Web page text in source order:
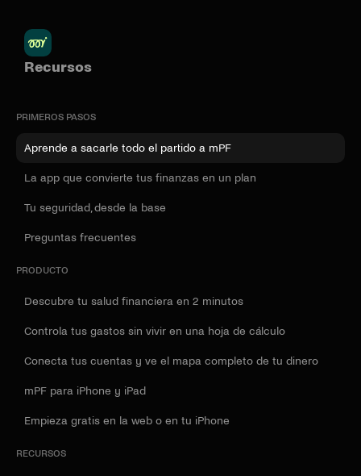
Recursos
PRIMEROS PASOS
Aprende a sacarle todo el partido a mPF
La app que convierte tus finanzas en un plan
Tu seguridad, desde la base
Preguntas frecuentes
PRODUCTO
Descubre tu salud financiera en 2 minutos
Controla tus gastos sin vivir en una hoja de cálculo
Conecta tus cuentas y ve el mapa completo de tu dinero
mPF para iPhone y iPad
Empieza gratis en la web o en tu iPhone
RECURSOS